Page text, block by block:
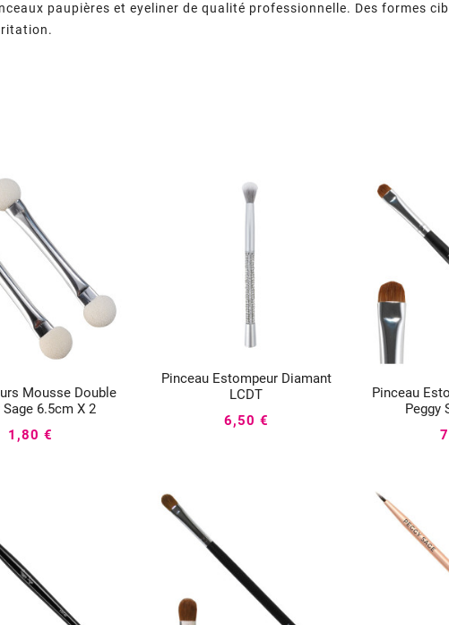
paupières et eyeliner de qualité professionnelle. Des formes
Mousse Double
Sage 6.5cm X 2
 
1,80 €
Pinceau Estompeur Diamant
LCDT

6,50 €
Pinceau
Peggy
